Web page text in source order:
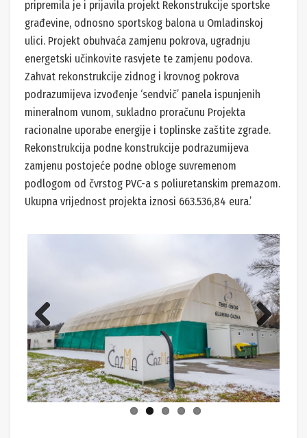
pripremila je i prijavila projekt Rekonstrukcije sportske
građevine, odnosno sportskog balona u Omladinskoj
ulici. Projekt obuhvaća zamjenu pokrova, ugradnju
energetski učinkovite rasvjete te zamjenu podova.
Zahvat rekonstrukcije zidnog i krovnog pokrova
podrazumijeva izvođenje ‘sendvič’ panela ispunjenih
mineralnom vunom, sukladno proračunu Projekta
racionalne uporabe energije i toplinske zaštite zgrade.
Rekonstrukcija podne konstrukcije podrazumijeva
zamjenu postojeće podne obloge suvremenom
podlogom od čvrstog PVC-a s poliuretanskim premazom.
Ukupna vrijednost projekta iznosi 663.536,84 eura.’
Previ
ous
Next